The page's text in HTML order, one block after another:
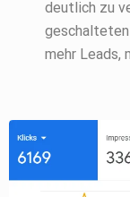
deutlich zu
geschalteten
mehr Leads,